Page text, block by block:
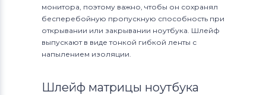
монитора, поэтому важно, чтобы он сохранял
бесперебойную пропускную способность при
открывании или закрывании ноутбука. Шлейф
выпускают в виде тонкой гибкой ленты с
напылением изоляции.
Шлейф матрицы ноутбука